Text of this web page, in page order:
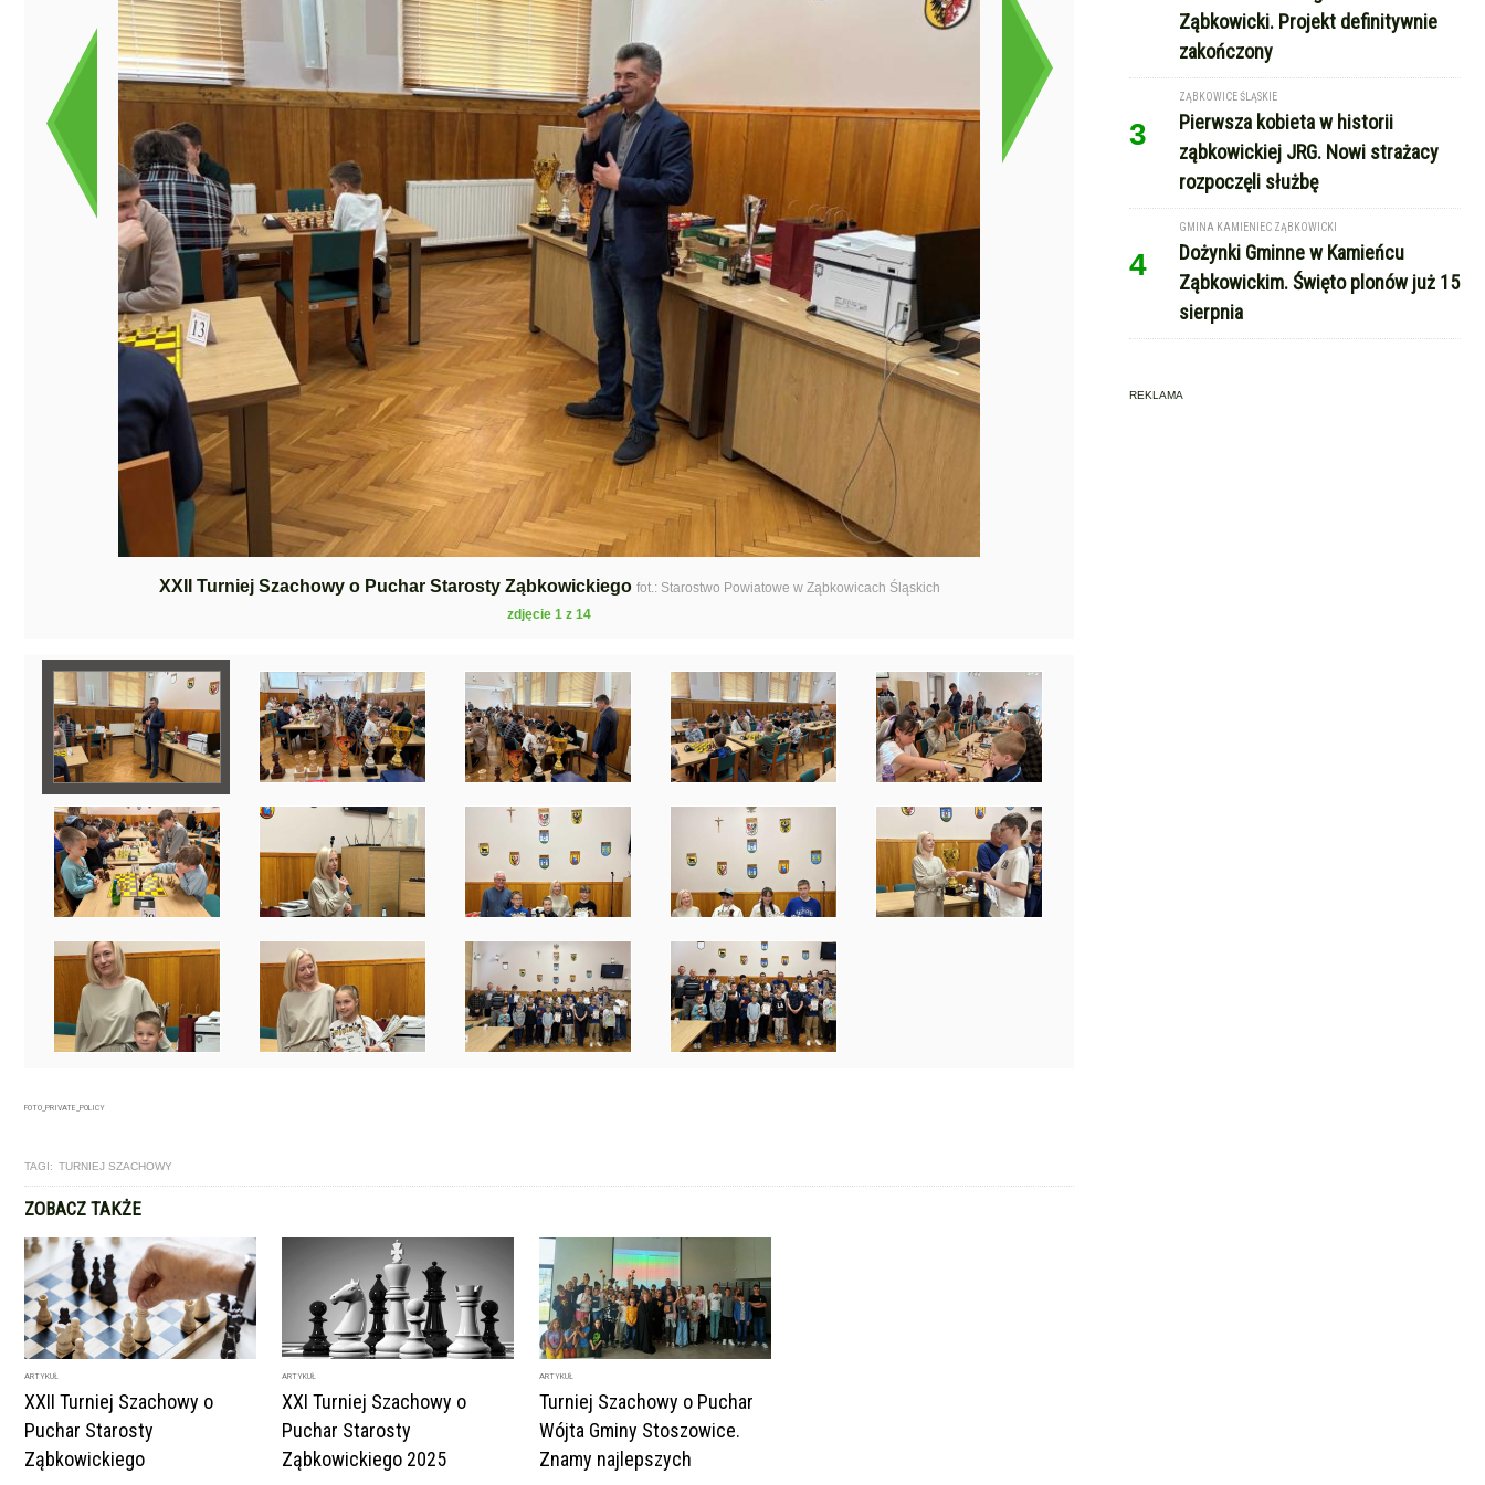
XXII Turniej Szachowy o Puchar Starosty Ząbkowickiego fot.: Starostwo Powiatowe w Ząbkowicach Śląskich
zdjęcie 1 z 14
FOTO_PRIVATE_POLICY
TAGI: TURNIEJ SZACHOWY
ZOBACZ TAKŻE
ARTYKUŁ
XXII Turniej Szachowy o
Puchar Starosty
Ząbkowickiego
ARTYKUŁ
XXI Turniej Szachowy o
Puchar Starosty
Ząbkowickiego 2025
ARTYKUŁ
Turniej Szachowy o Puchar
Wójta Gminy Stoszowice.
Znamy najlepszych
Ząbkowicki. Projekt definitywnie
zakończony
3
ZĄBKOWICE ŚLĄSKIE
Pierwsza kobieta w historii
ząbkowickiej JRG. Nowi strażacy
rozpoczęli służbę
4
GMINA KAMIENIEC ZĄBKOWICKI
Dożynki Gminne w Kamieńcu
Ząbkowickim. Święto plonów już 15
sierpnia
REKLAMA